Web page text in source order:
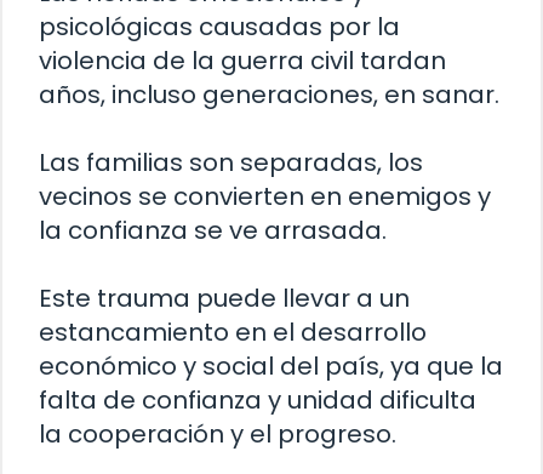
psicológicas causadas por la
violencia de la guerra civil tardan
años, incluso generaciones, en sanar.
Las familias son separadas, los
vecinos se convierten en enemigos y
la confianza se ve arrasada.
Este trauma puede llevar a un
estancamiento en el desarrollo
económico y social del país, ya que la
falta de confianza y unidad dificulta
la cooperación y el progreso.